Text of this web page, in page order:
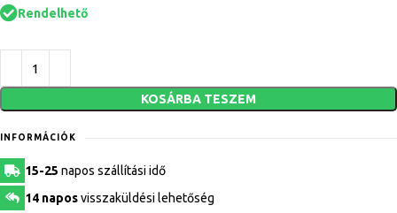
Rendelhető
KOSÁRBA TESZEM
INFORMÁCIÓK
15-25 napos szállítási idő
14 naposvisszaküldési lehetőség